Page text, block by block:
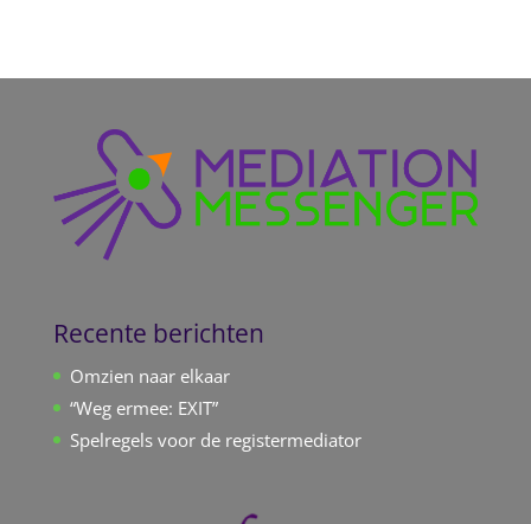
Recente berichten
Omzien naar elkaar
“Weg ermee: EXIT”
Spelregels voor de registermediator